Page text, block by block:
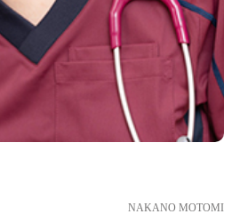
NAKANO MOTOMI